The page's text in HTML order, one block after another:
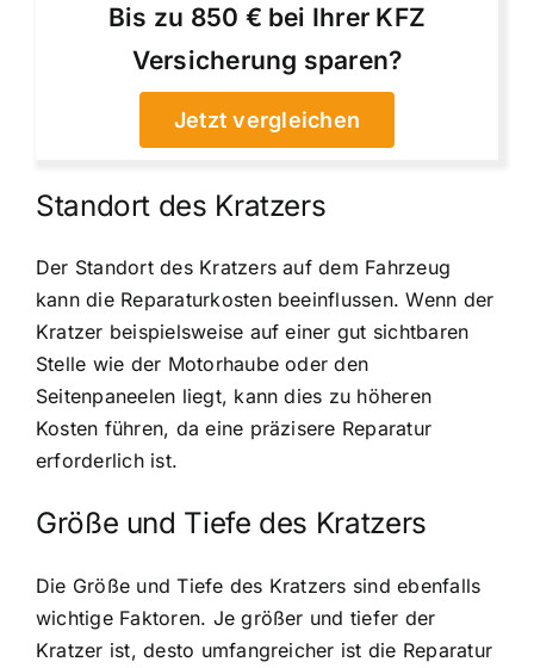
Bis zu 850 € bei Ihrer KFZ
Versicherung sparen?
Jetzt vergleichen
Standort des Kratzers
Der Standort des Kratzers auf dem Fahrzeug
kann die Reparaturkosten beeinflussen. Wenn der
Kratzer beispielsweise auf einer gut sichtbaren
Stelle wie der Motorhaube oder den
Seitenpaneelen liegt, kann dies zu höheren
Kosten führen, da eine präzisere Reparatur
erforderlich ist.
Größe und Tiefe des Kratzers
Die Größe und Tiefe des Kratzers sind ebenfalls
wichtige Faktoren. Je größer und tiefer der
Kratzer ist, desto umfangreicher ist die Reparatur